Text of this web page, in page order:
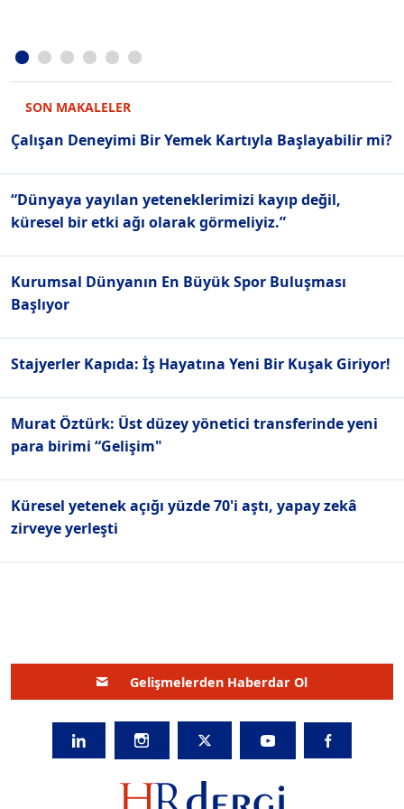
SON MAKALELER
Çalışan Deneyimi Bir Yemek Kartıyla Başlayabilir mi?
“Dünyaya yayılan yeteneklerimizi kayıp değil,
küresel bir etki ağı olarak görmeliyiz.”
Kurumsal Dünyanın En Büyük Spor Buluşması
Başlıyor
Stajyerler Kapıda: İş Hayatına Yeni Bir Kuşak Giriyor!
Murat Öztürk: Üst düzey yönetici transferinde yeni
para birimi “Gelişim"
Küresel yetenek açığı yüzde 70'i aştı, yapay zekâ
zirveye yerleşti
Gelişmelerden Haberdar Ol